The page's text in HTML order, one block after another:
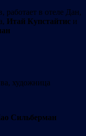
работает в отеле Дан,
Итай Купстайтис и
художница
Сильберман